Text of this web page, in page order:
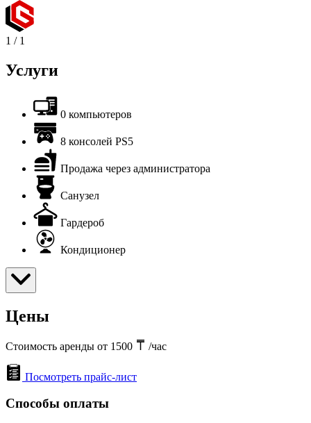
1 / 1
Услуги
0 компьютеров
8 консолей PS5
Продажа через администратора
Санузел
Гардероб
Кондиционер
Цены
Стоимость аренды от 1500 /час
Посмотреть прайс-лист
Способы оплаты